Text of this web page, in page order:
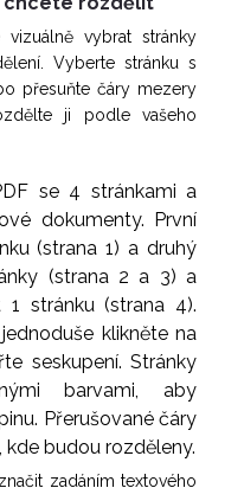
vybrat stránky
Vyberte stránku s
přesuňte čáry mezery
ji podle vašeho
se 4 stránkami a
dokumenty. První
(strana 1) a druhý
(strana 2 a 3) a
stránku (strana 4).
klikněte na
seskupení. Stránky
barvami, aby
Přerušované čáry
kde budou rozděleny.
zadáním textového